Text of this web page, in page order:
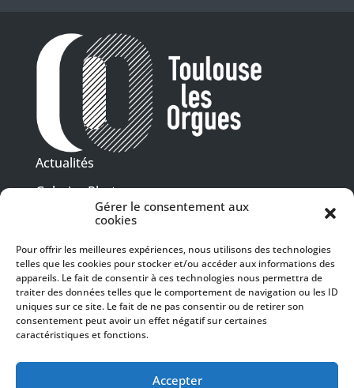
Gérer le consentement aux
cookies
Pour offrir les meilleures expériences, nous utilisons des technologies
telles que les cookies pour stocker et/ou accéder aux informations des
appareils. Le fait de consentir à ces technologies nous permettra de
traiter des données telles que le comportement de navigation ou les ID
uniques sur ce site. Le fait de ne pas consentir ou de retirer son
consentement peut avoir un effet négatif sur certaines
caractéristiques et fonctions.
Accepter
Actualités
Galeries Photos
Vidéothèque
Presse
Programme PDF
Billetterie
Recrutement
Mentions légales
SUIVEZ-NOUS